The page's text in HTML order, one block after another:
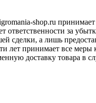
shop.ru
за
сделки, а лишь
лет принимает все
доставку товара в